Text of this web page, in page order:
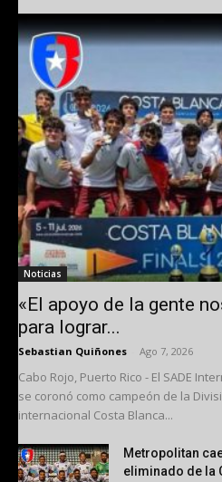
Noticias
«El apoyo de la gente
para lograr...
Sebastian Quiñones Ago 7, 2026
Cabo Rojo, Puerto Rico - El SADE
se coronó como campeón de la
internacional Costa Blanca...
Metropolitan
eliminado de la